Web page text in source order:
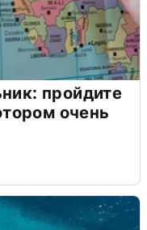
пройдите
очень